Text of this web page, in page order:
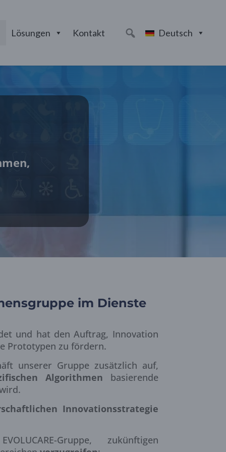
Lösungen Kontakt Deutsch
im Dienste
und hat den Auftrag, Innovation
Prototypen zu fördern.
unserer Gruppe zusätzlich auf,
Algorithmen basierende
Innovationsstrategie
Gruppe, zukünftigen